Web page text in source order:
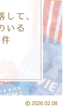
2026.02.08